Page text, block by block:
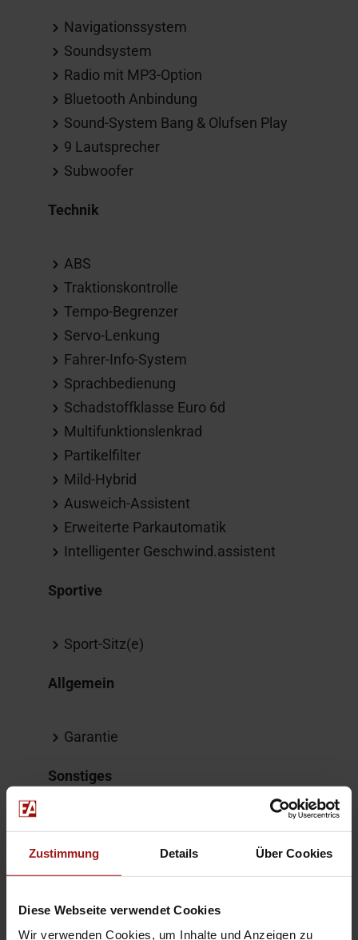
Zustimmung Details Über Cookies
Diese Webseite verwendet Cookies
Wir verwenden Cookies, um Inhalte und Anzeigen zu
Navigationssystem
Soundsystem
Radio mit MP3-Option
Bluetooth Anbindung
Sound-System Bang & Olufsen Play
9 Lautsprecher
Subwoofer
Technik
ABS
Traktionskontrolle
Tempo-Begrenzer
Servo-Lenkung
Fahrer-Info-System
Sprachbedienung
Schadstoffklasse Euro 6d
Multifunktionslenkrad
Partikelfilter
Mild-Hybrid
Ausweich-Assistent
Erweiterte Parkautomatik
Intelligenter Geschwind.assistent
Sportive
Sport-Sitz(e)
Allgemein
Garantie
Sonstiges
HU/AU neu
Verzurrösen/-leisten